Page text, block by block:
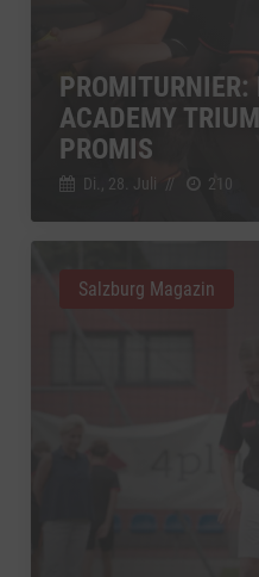
PROMITURNIER:
ACADEMY
PROMIS
Di., 28. Juli // 210
Salzburg Magazin